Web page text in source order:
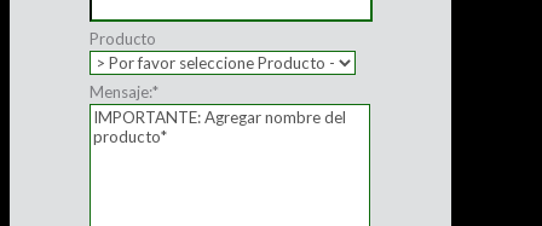
Producto
Mensaje:*